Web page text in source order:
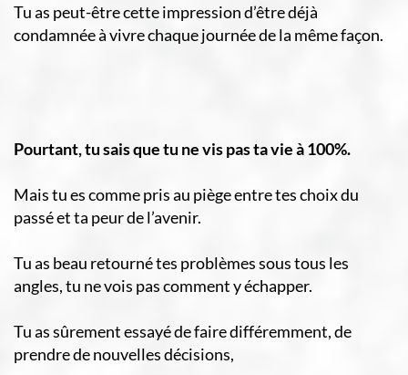
Tu as peut-être cette impression d’être déjà
condamnée à vivre chaque journée de la même façon.
Pourtant, tu sais que tu ne vis pas ta vie à 100%.
Mais tu es comme pris au piège entre tes choix du
passé et ta peur de l’avenir.
Tu as beau retourné tes problèmes sous tous les
angles, tu ne vois pas comment y échapper.
Tu as sûrement essayé de faire différemment, de
prendre de nouvelles décisions,